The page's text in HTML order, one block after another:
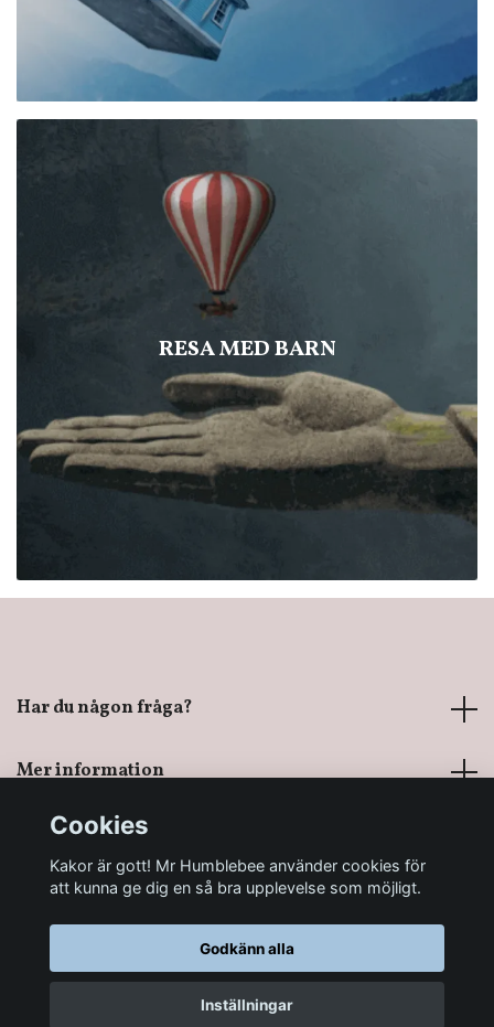
RESA MED BARN
Har du någon fråga?
Mer information
Sociala medier
© 2026 Mr Humblebee - En magisk leksaksbutik
Cookies
Kakor är gott! Mr Humblebee använder cookies för
att kunna ge dig en så bra upplevelse som möjligt.
Godkänn alla
Inställningar